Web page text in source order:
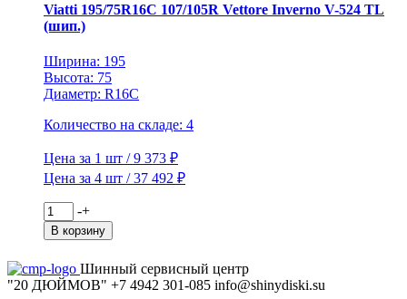
TL
(шип.)
Viatti 195/75R16C 107/105R Vettore Inverno V-524 TL
(шип.)
Ширина: 195
Высота: 75
Диаметр: R16C
Количество на складе: 4
Цена за 1 шт / 9 373 ₽
Цена за 4 шт / 37 492 ₽
Количество
товара
Viatti
107/105R
Vettore
-+
В корзину
Шинный сервисный центр
"20 ДЮЙМОВ" +7 4942 301-085 info@shinydiski.su